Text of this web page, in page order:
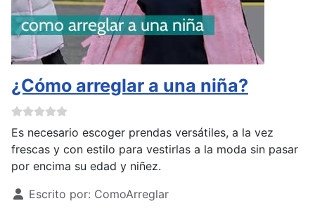
¿Cómo arreglar a una niña?
Es necesario escoger prendas versátiles, a la vez
frescas y con estilo para vestirlas a la moda sin pasar
por encima su edad y niñez.
Detalles
Escrito por: ComoArreglar